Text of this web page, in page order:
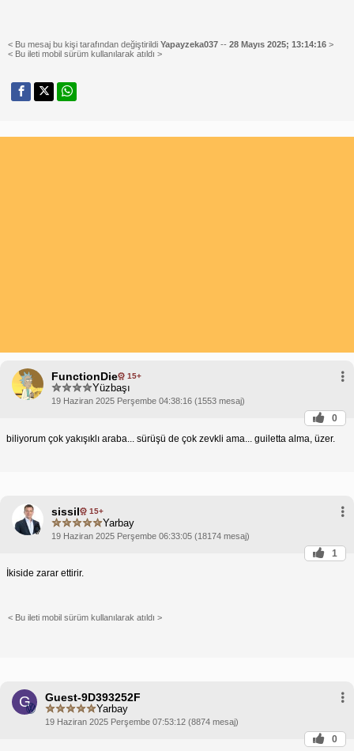
< Bu mesaj bu kişi tarafından değiştirildi Yapayzeka037 -- 28 Mayıs 2025; 13:14:16 >
< Bu ileti mobil sürüm kullanılarak atıldı >
FunctionDie 15+
Yüzbaşı
19 Haziran 2025 Perşembe 04:38:16 (1553 mesaj)
0
biliyorum çok yakışıklı araba... sürüşü de çok zevkli ama... guiletta alma, üzer.
sissil 15+
Yarbay
19 Haziran 2025 Perşembe 06:33:05 (18174 mesaj)
1
İkiside zarar ettirir.
< Bu ileti mobil sürüm kullanılarak atıldı >
G Guest-9D393252F
Yarbay
19 Haziran 2025 Perşembe 07:53:12 (8874 mesaj)
0